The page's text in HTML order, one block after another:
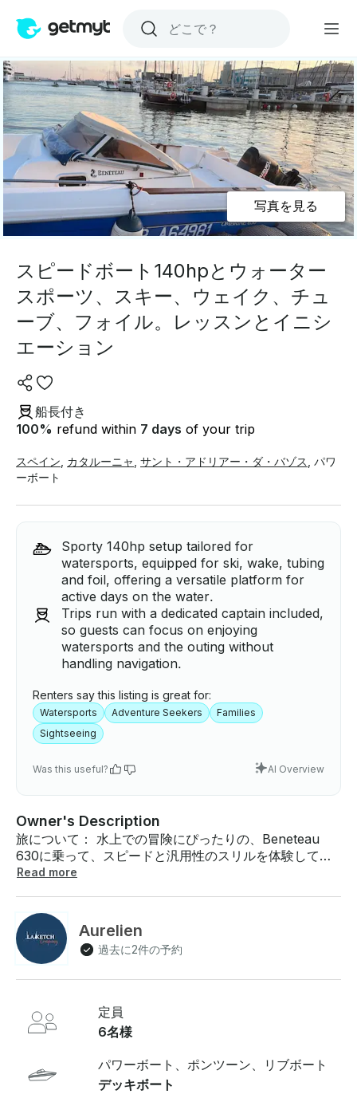
写真を見る
スピードボート140hpとウォーター
スポーツ、スキー、ウェイク、チュ
ーブ、フォイル。レッスンとイニシ
エーション
船長付き
100% refund within 7 days of your trip
スペイン カタルーニャ サント・アドリアー・ダ・バゾス パワ
ーボート
Sporty 140hp setup tailored for
watersports, equipped for ski, wake, tubing
and foil, offering a versatile platform for
active days on the water.
Trips run with a dedicated captain included,
so guests can focus on enjoying
watersports and the outing without
handling navigation.
Renters say this listing is great for:
Watersports Adventure Seekers
Families
Sightseeing
Was this useful? AI Overview
Owner's Description
旅について： 水上での冒険にぴったりの、Beneteau
630に乗って、スピードと汎用性のスリルを体験してく
ださい。探検したい気分でも、リラックスしたい気分で
釣りツアーからアドレナリン全開のウォータースポーツ
まで、 誰もが楽しめるアクティビティがあります。ボー
トについて: ベネトー630は高速で軽量な船で、最高速度
したい小グループや家族に最適です 。内容:- 釣り旅行
(リクエストに応じて手配可能) - ウェイクボード、- 水
上スキー 、- チュービング 、ウェイクボード 、- フォイ
ルインストラクターによる初心者向けレッスン 含まれな
いもの:チップは含まれていませんが 、いつでも大歓迎
Read more
Aurelien
過去に2件の予約
定員
6名様
パワーボート、ポンツーン、リブボート
デッキボート